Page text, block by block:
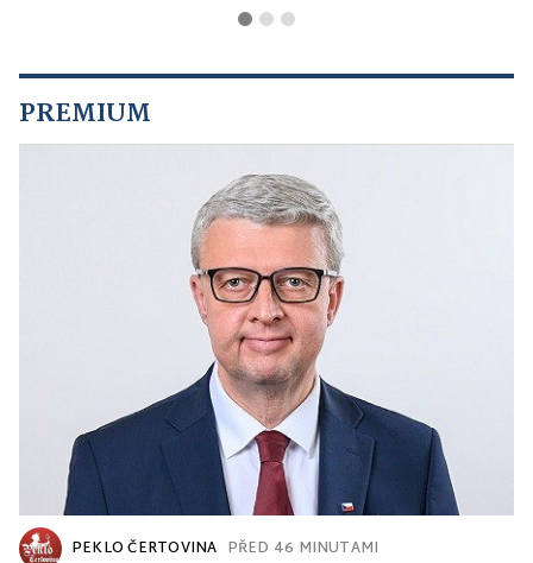
PREMIUM
PEKLO ČERTOVINA PŘED 46 MINUTAMI